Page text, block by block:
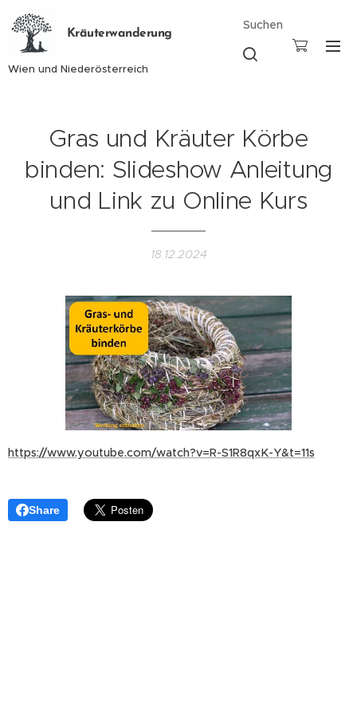
Kräuterwanderung
Wien und Niederösterreich
Suchen
Gras und Kräuter Körbe
binden: Slideshow Anleitung
und Link zu Online Kurs
18.12.2024
https://www.youtube.com/watch?v=R-S1R8qxK-Y&t=11s
Share